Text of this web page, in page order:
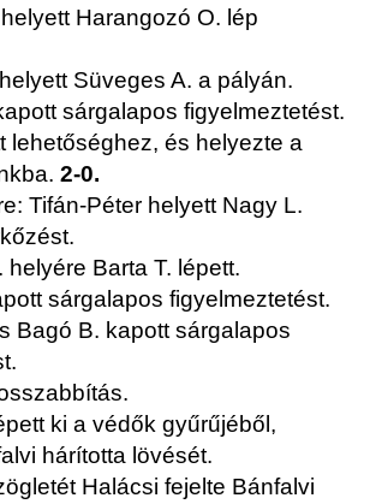
Harangozó O. lép
Süveges A. a pályán.
sárgalapos figyelmeztetést.
lehetőséghez, és helyezte a
2-0.
Tifán-Péter helyett Nagy L.
helyére Barta T. lépett.
sárgalapos figyelmeztetést.
Bagó B. kapott sárgalapos
ki a védők gyűrűjéből,
hárította lövését.
Halácsi fejelte Bánfalvi